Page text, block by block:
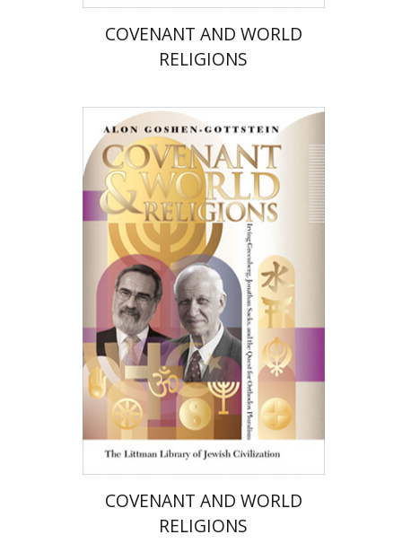
COVENANT AND WORLD
RELIGIONS
אלון גושן-גוטשטיין
הנחת אתר ספר מודפס
$40
$36
COVENANT AND WORLD
RELIGIONS